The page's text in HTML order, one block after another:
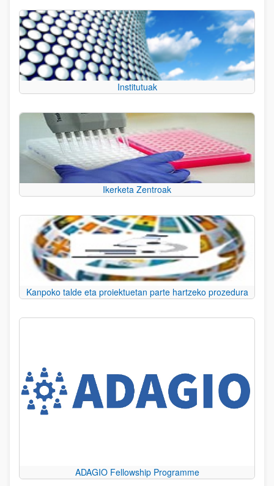
Institutuak
Ikerketa Zentroak
Kanpoko talde eta proiektuetan parte hartzeko prozedura
ADAGIO Fellowship Programme